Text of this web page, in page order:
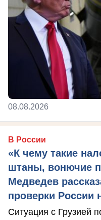
08.08.2026
В России
«К чему такие
штаны, вонючие
Медведев
проверки России
Ситуация с Грузией